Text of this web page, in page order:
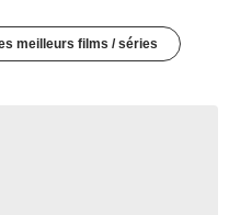
meilleurs films / séries